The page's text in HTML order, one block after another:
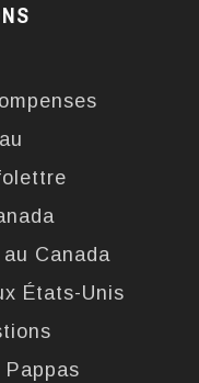
Canada
États-Unis
Pappas